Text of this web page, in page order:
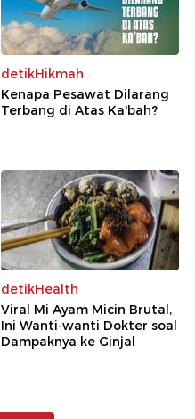
detikHikmah
Kenapa Pesawat Dilarang
Terbang di Atas Ka'bah?
detikHealth
Viral Mi Ayam Micin Brutal,
Ini Wanti-wanti Dokter soal
Dampaknya ke Ginjal